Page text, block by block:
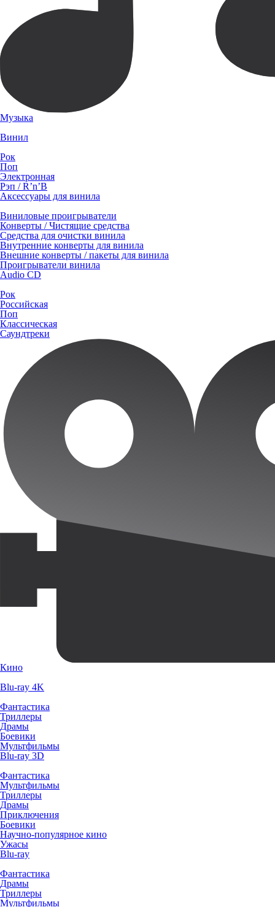
Музыка
Винил
Рок
Поп
Электронная
Рэп / R’n’B
Аксессуары для винила
Виниловые проигрыватели
Конверты / Чистящие средства
Средства для очистки винила
Внутренние конверты для винила
Внешние конверты / пакеты для винила
Проигрыватели винила
Audio CD
Рок
Российская
Поп
Классическая
Саундтреки
Кино
Blu-ray 4K
Фантастика
Триллеры
Драмы
Боевики
Мультфильмы
Blu-ray 3D
Фантастика
Мультфильмы
Триллеры
Драмы
Приключения
Боевики
Научно-популярное кино
Ужасы
Blu-ray
Фантастика
Драмы
Триллеры
Мультфильмы